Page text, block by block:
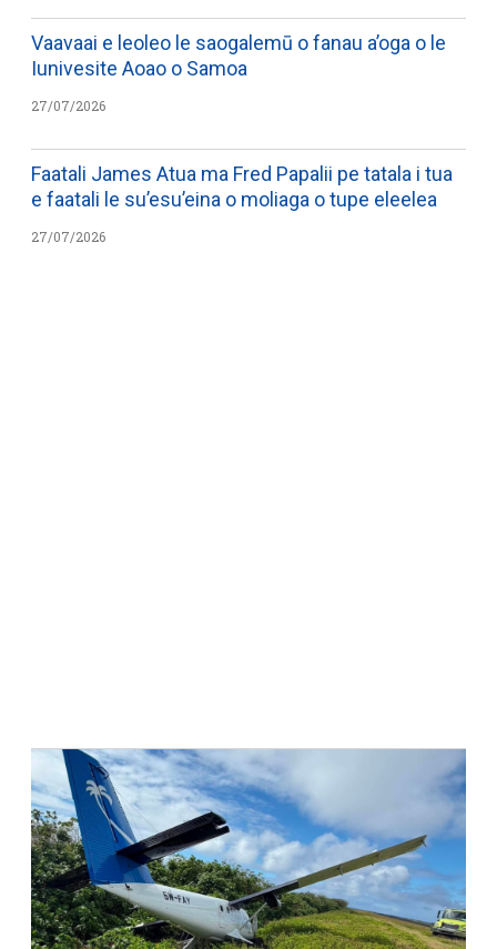
Vaavaai e leoleo le saogalemū o fanau a’oga o le
Iunivesite Aoao o Samoa
27/07/2026
Faatali James Atua ma Fred Papalii pe tatala i tua
e faatali le su’esu’eina o moliaga o tupe eleelea
27/07/2026